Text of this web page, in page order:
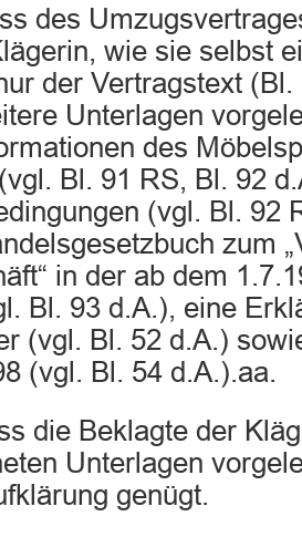
des
wie sie selbst
der Vertragstext
Unterlagen
des
(vgl. Bl. 91 RS, Bl. 92
(vgl. Bl. 92
zum
in der ab dem
Bl. 93 d.A.), eine
(vgl. Bl. 52 d.A.)
(vgl. Bl. 54 d.A.).aa.
die Beklagte der
Unterlagen
genügt.